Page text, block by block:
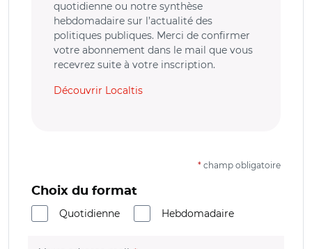
quotidienne ou notre synthèse
hebdomadaire sur l’actualité des
politiques publiques. Merci de confirmer
votre abonnement dans le mail que vous
recevrez suite à votre inscription.
Découvrir Localtis
* champ obligatoire
Choix du format
Quotidienne
Hebdomadaire